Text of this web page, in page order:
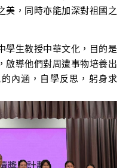
美，同時亦能加深對祖國之
學生教授中華文化，目的是
啟導他們對周遭事物培養出
內涵，自學反思，躬身求